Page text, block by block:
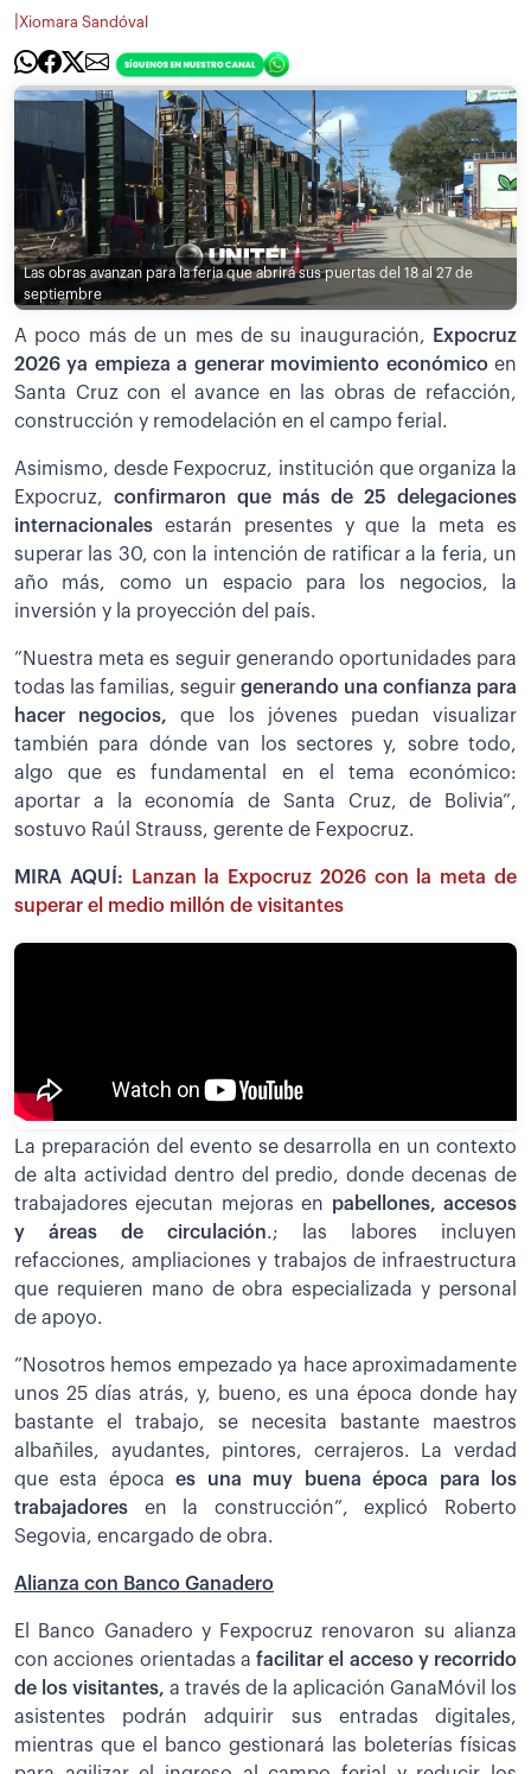
Xiomara Sandóval
Las obras avanzan para la feria que abrirá sus puertas del 18 al 27 de
septiembre
A poco más de un mes de su inauguración,
Expocruz
2026 ya empieza a generar movimiento económico en
Santa Cruz con el avance en las obras de refacción,
construcción y remodelación en el campo ferial.
Asimismo, desde Fexpocruz, institución que organiza la
Expocruz, confirmaron que más de 25 delegaciones
internacionales estarán presentes y que la meta es
superar las 30, con la intención de ratificar a la feria, un
año más, como un espacio para los negocios, la
inversión y la proyección del país.
”Nuestra meta es seguir generando oportunidades para
todas las familias, seguir generando una confianza para
hacer negocios,que los jóvenes puedan visualizar
también para dónde van los sectores y, sobre todo,
algo que es fundamental en el tema económico:
aportar a la economía de Santa Cruz, de Bolivia”,
sostuvo Raúl Strauss, gerente de Fexpocruz.
MIRA AQUÍ:
Lanzan la Expocruz 2026 con la meta de
superar el medio millón de visitantes
La preparación del evento se desarrolla en un contexto
de alta actividad dentro del predio, donde decenas de
trabajadores ejecutan mejoras en pabellones, accesos
y áreas de circulación.; las labores incluyen
refacciones, ampliaciones y trabajos de infraestructura
que requieren mano de obra especializada y personal
de apoyo.
”Nosotros hemos empezado ya hace aproximadamente
unos 25 días atrás, y, bueno, es una época donde hay
bastante el trabajo, se necesita bastante maestros
albañiles, ayudantes, pintores, cerrajeros. La verdad
que esta épocaes una muy buena época para los
trabajadores en la construcción”, explicó Roberto
Segovia, encargado de obra.
Alianza con Banco Ganadero
El Banco Ganadero y Fexpocruz renovaron su alianza
con acciones orientadas a facilitar el acceso y recorrido
de los visitantes, a través de la aplicación GanaMóvil los
asistentes podrán adquirir sus entradas digitales,
mientras que el banco gestionará las boleterías físicas